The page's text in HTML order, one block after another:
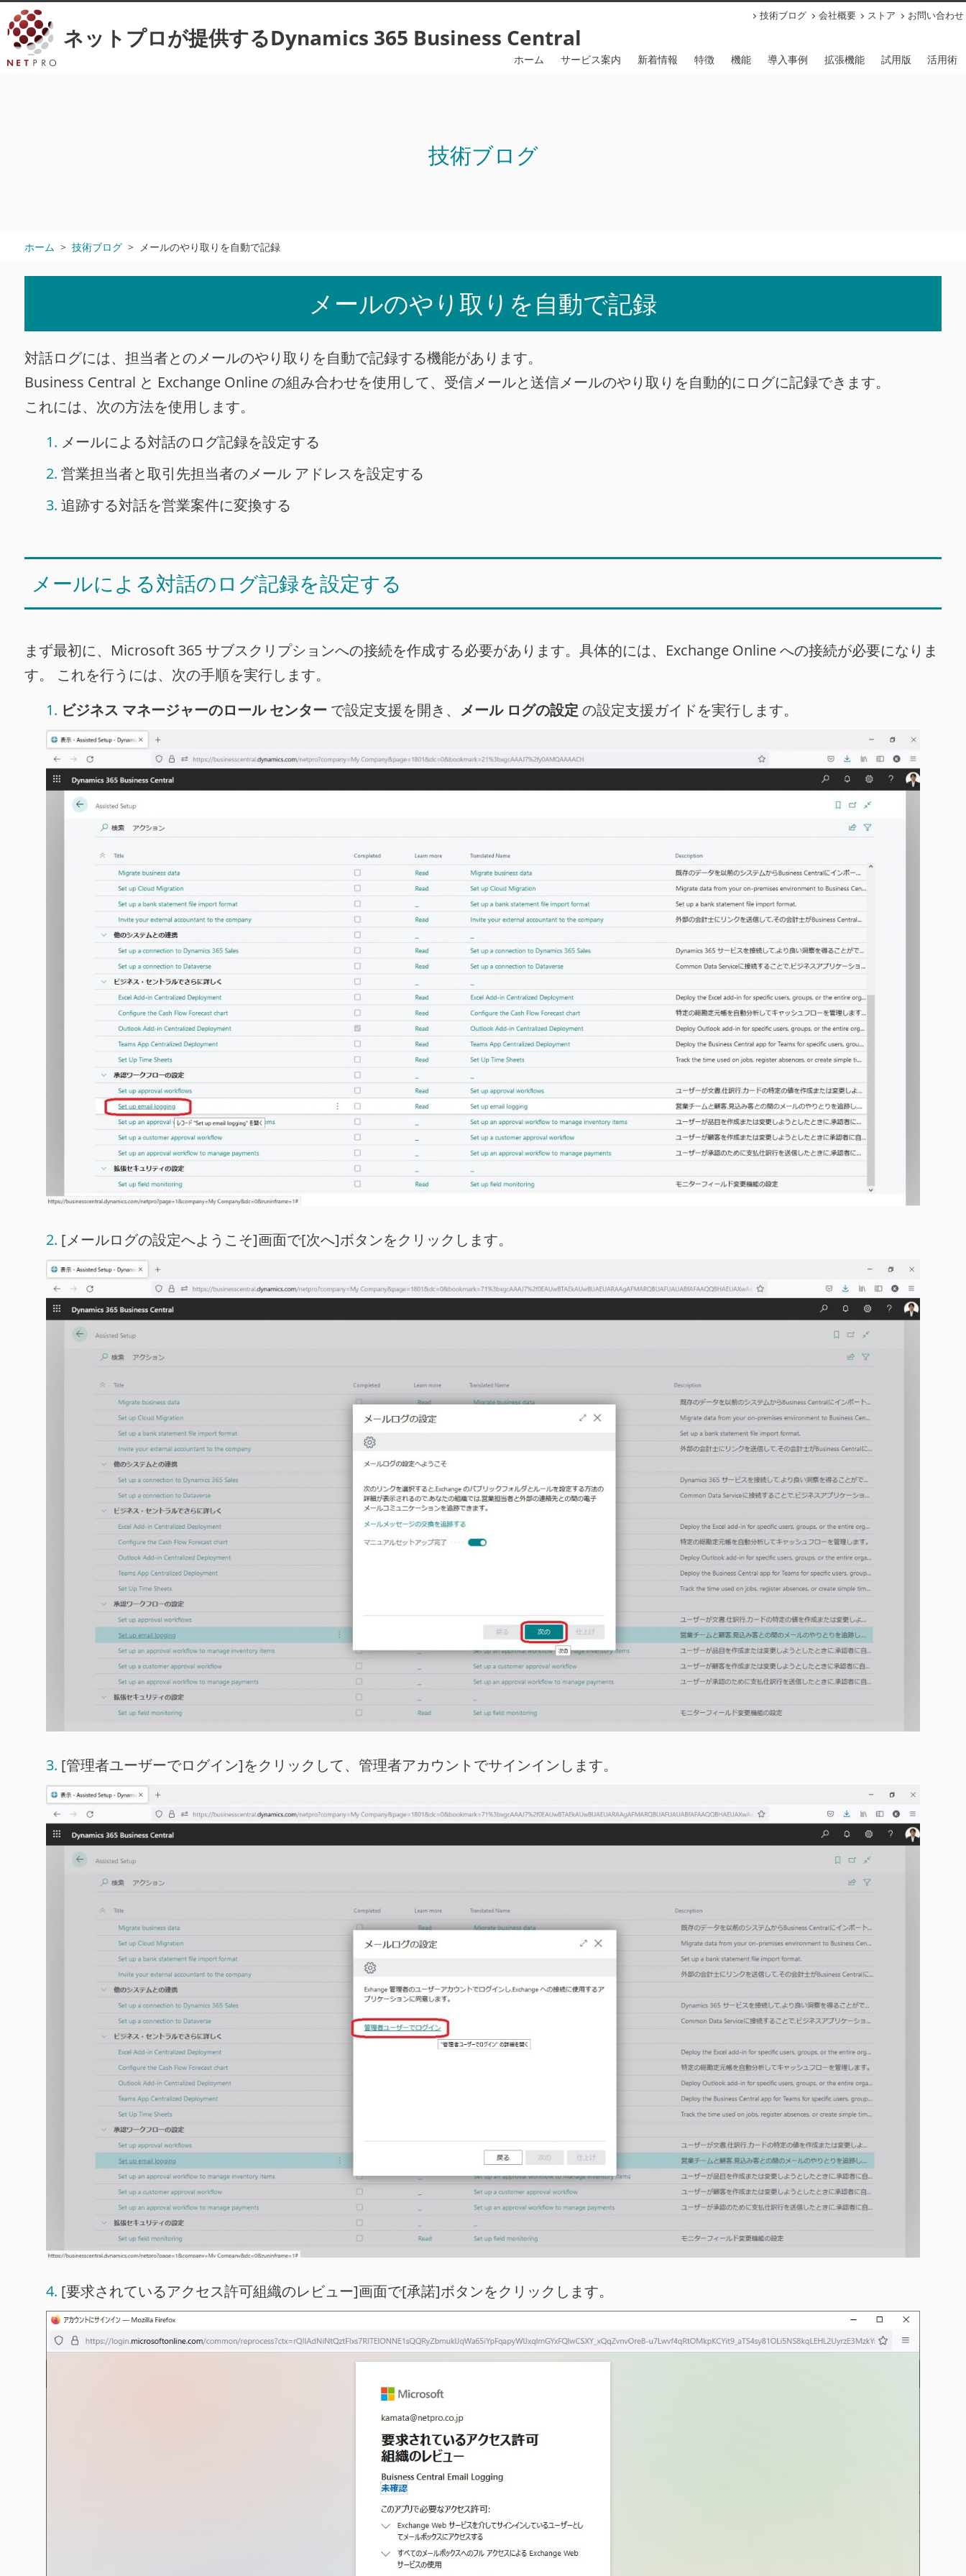
ネットプロが提供するDynamics 365 Business Central
ホーム サービス案内 新着情報 特徴 機能 導入事例 拡張機能 試用版 活用術
技術ブログ 会社概要 ストア お問い合わせ
技術ブログ
ホーム 技術ブログ メールのやり取りを自動で記録
メールのやり取りを自動で記録
対話ログには、担当者とのメールのやり取りを自動で記録する機能があります。
Business Central と Exchange Online の組み合わせを使用して、受信メールと送信メールのやり取りを自動的にログに記録できます。
これには、次の方法を使用します。
メールによる対話のログ記録を設定する
営業担当者と取引先担当者のメール アドレスを設定する
追跡する対話を営業案件に変換する
メールによる対話のログ記録を設定する
まず最初に、Microsoft 365 サブスクリプションへの接続を作成する必要があります。具体的には、Exchange Online への接続が必要になりま
す。 これを行うには、次の手順を実行します。
ビジネス マネージャーのロール センター で設定支援を開き、 メール ログの設定 の設定支援ガイドを実行します。
[メールログの設定へようこそ]画面で[次へ]ボタンをクリックします。
[管理者ユーザーでログイン]をクリックして、管理者アカウントでサインインします。
[要求されているアクセス許可組織のレビュー]画面で[承諾]ボタンをクリックします。